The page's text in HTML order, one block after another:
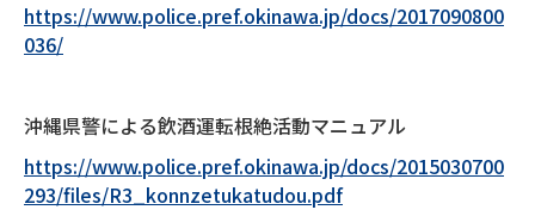
https://www.police.pref.okinawa.jp/docs/2017090800
036/
沖縄県警による飲酒運転根絶活動マニュアル
https://www.police.pref.okinawa.jp/docs/2015030700
293/files/R3_konnzetukatudou.pdf